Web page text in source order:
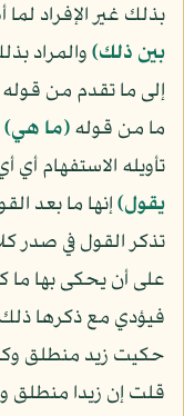
بذلك غير الإفراد
بين ذلك﴾والمراد
إلى ما تقدم من
ما من قوله﴿ما هي﴾
تأويله الاستفهام
يقول﴾إنها ما بعد
تذكر القول في صدر
على أن يحكى بها ما
فيؤدي مع ذكرها
حكيت زيد منطلق
قلت إن زيدا منطلق